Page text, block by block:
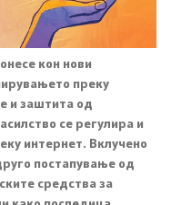
кон нови
преку
и заштита од
се регулира и
интернет. Вклучено
постапување од
средства за